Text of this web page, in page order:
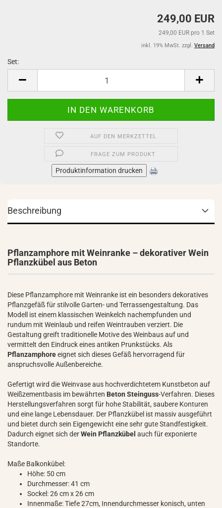
249,00 EUR
249,00 EUR pro 1 Set
inkl. 19% MwSt. zzgl. Versand
Set:
AUF DEN MERKZETTEL
FRAGE ZUM PRODUKT
Produktinformation drucken
Beschreibung
Pflanzamphore mit Weinranke – dekorativer Wein
Pflanzkübel aus Beton
Diese Pflanzamphore mit Weinranke ist ein besonders dekoratives
Pflanzgefäß für stilvolle Garten- und Terrassengestaltung. Das
Modell ist einem klassischen Weinkelch nachempfunden und
rundum mit Weinlaub und reifen Weintrauben verziert. Die
Gestaltung greift traditionelle Motive des Weinbaus auf und
vermittelt den Eindruck eines antiken Prunkstücks. Als
Pflanzamphoreeignet sich dieses Gefäß hervorragend für
anspruchsvolle Außenbereiche.
Gefertigt wird die Weinvase aus hochverdichtetem Kunstbeton auf
Weißzementbasis im bewährten Beton Steinguss-Verfahren. Dieses
Herstellungsverfahren sorgt für hohe Stabilität, saubere Konturen
und eine lange Lebensdauer. Der Pflanzkübel ist massiv ausgeführt
und bietet durch sein Eigengewicht eine sehr gute Standfestigkeit.
Dadurch eignet sich derWein Pflanzkübel auch für exponierte
Standorte.
Maße Balkonkübel:
Höhe: 50 cm
Durchmesser: 41 cm
Sockel: 26 cm x 26 cm
Innenmaße: Tiefe 27cm, Innendurchmesser konisch, unten